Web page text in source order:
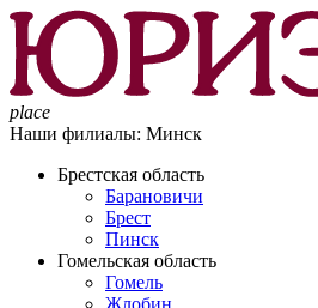
place
Наши филиалы: Минск
Брестская область
Барановичи
Брест
Пинск
Гомельская область
Гомель